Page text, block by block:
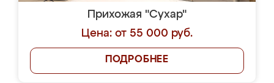
Прихожая "Сухар"
Цена: от 55 000 руб.
ПОДРОБНЕЕ